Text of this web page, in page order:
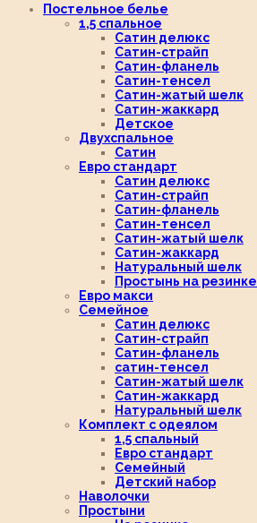
Постельное белье
1,5 спальное
Сатин делюкс
Сатин-страйп
Сатин-фланель
Сатин-тенсел
Сатин-жатый шелк
Сатин-жаккард
Детское
Двухспальное
Сатин
Евро стандарт
Сатин делюкс
Сатин-страйп
Сатин-фланель
Сатин-тенсел
Сатин-жатый шелк
Сатин-жаккард
Натуральный шелк
Простынь на резинке
Евро макси
Семейное
Сатин делюкс
Сатин-страйп
Сатин-фланель
сатин-тенсел
Сатин-жатый шелк
Сатин-жаккард
Натуральный шелк
Комплект с одеялом
1,5 спальный
Евро стандарт
Семейный
Детский набор
Наволочки
Простыни